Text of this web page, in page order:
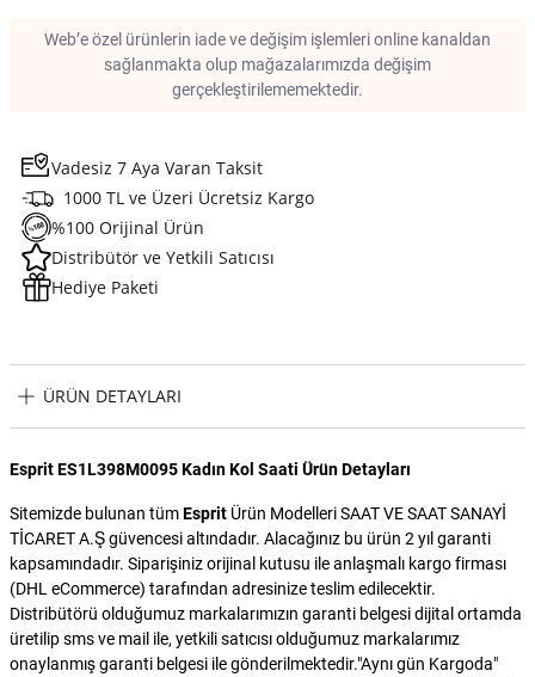
Web’e özel ürünlerin iade ve değişim işlemleri online kanaldan
sağlanmakta olup mağazalarımızda değişim
gerçekleştirilememektedir.
Vadesiz 7 Aya Varan Taksit
1000 TL ve Üzeri Ücretsiz Kargo
%100 Orijinal Ürün
Distribütör ve Yetkili Satıcısı
Hediye Paketi
ÜRÜN DETAYLARI
Esprit ES1L398M0095 Kadın Kol Saati Ürün Detayları
Sitemizde bulunan tümEsprit Ürün Modelleri SAAT VE SAAT SANAYİ
TİCARET A.Ş güvencesi altındadır. Alacağınız bu ürün 2 yıl garanti
kapsamındadır. Siparişiniz orijinal kutusu ile anlaşmalı kargo firması
(DHL eCommerce) tarafından adresinize teslim edilecektir.
Distribütörü olduğumuz markalarımızın garanti belgesi dijital ortamda
üretilip sms ve mail ile, yetkili satıcısı olduğumuz markalarımız
onaylanmış garanti belgesi ile gönderilmektedir."Aynı gün Kargoda"